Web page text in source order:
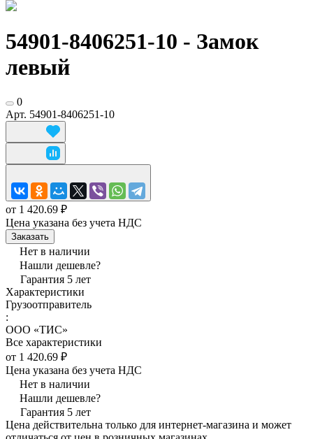
54901-8406251-10 - Замок
левый
0
Арт. 54901-8406251-10
от 1 420.69 ₽
Цена указана без учета НДС
Заказать
Нет в наличии
Нашли дешевле?
Гарантия 5 лет
Характеристики
Грузоотправитель
:
ООО «ТИС»
Все характеристики
от 1 420.69 ₽
Цена указана без учета НДС
Нет в наличии
Нашли дешевле?
Гарантия 5 лет
Цена действительна только для интернет-магазина и может